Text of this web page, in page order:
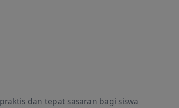
dan tepat sasaran bagi siswa